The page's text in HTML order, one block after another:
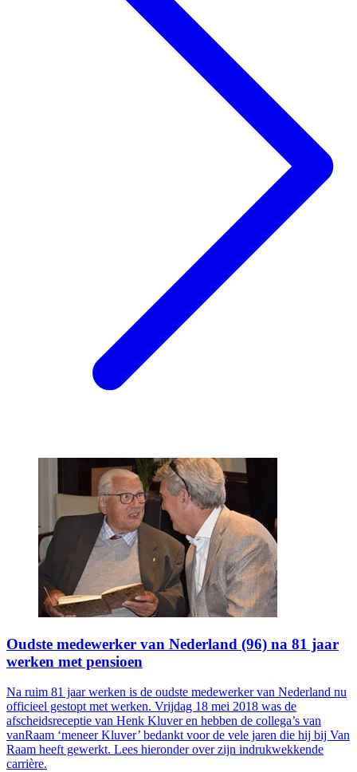
Oudste medewerker van Nederland (96) na 81 jaar
werken met pensioen
Na ruim 81 jaar werken is de oudste medewerker van Nederland nu
officieel gestopt met werken. Vrijdag 18 mei 2018 was de
afscheidsreceptie van Henk Kluver en hebben de collega’s van
vanRaam ‘meneer Kluver’ bedankt voor de vele jaren die hij bij Van
Raam heeft gewerkt. Lees hieronder over zijn indrukwekkende
carrière.